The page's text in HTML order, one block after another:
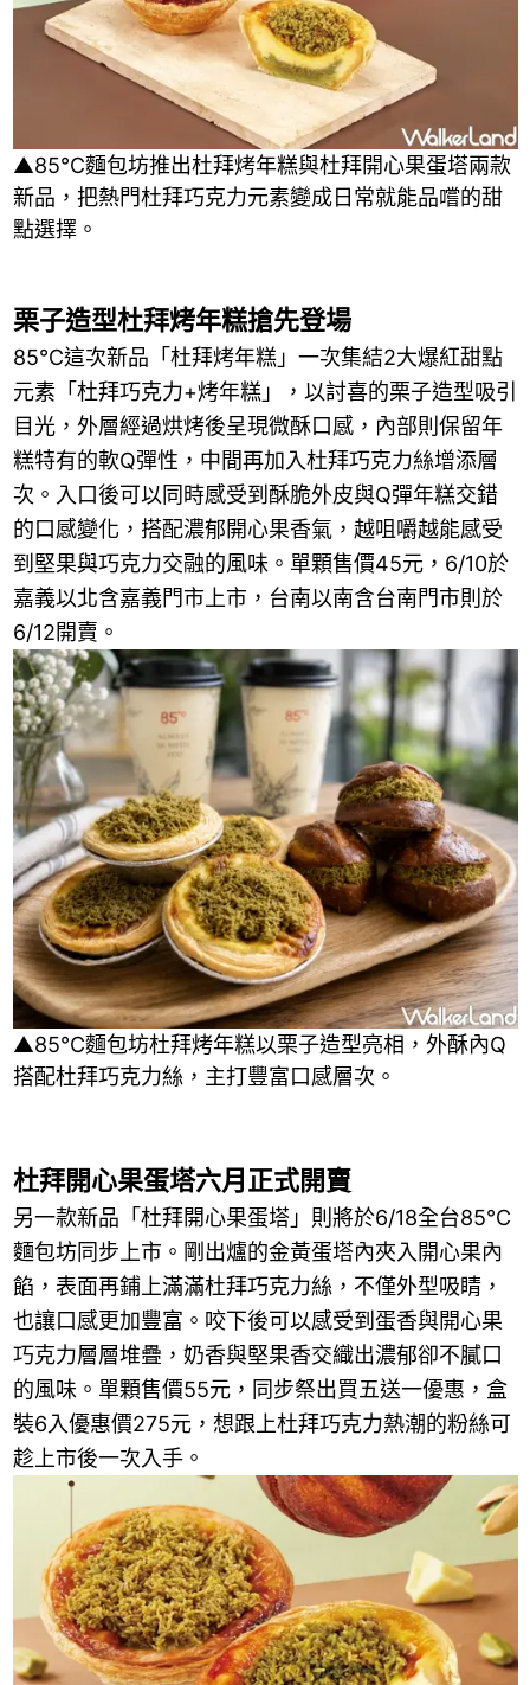
▲85℃麵包坊推出杜拜烤年糕與杜拜開心果蛋塔兩款
新品，把熱門杜拜巧克力元素變成日常就能品嚐的甜
點選擇。
栗子造型杜拜烤年糕搶先登場
85℃這次新品「杜拜烤年糕」一次集結2大爆紅甜點
元素「杜拜巧克力+烤年糕」，以討喜的栗子造型吸引
目光，外層經過烘烤後呈現微酥口感，內部則保留年
糕特有的軟Q彈性，中間再加入杜拜巧克力絲增添層
次。入口後可以同時感受到酥脆外皮與Q彈年糕交錯
的口感變化，搭配濃郁開心果香氣，越咀嚼越能感受
到堅果與巧克力交融的風味。單顆售價45元，6/10於
嘉義以北含嘉義門市上市，台南以南含台南門市則於
6/12開賣。
▲85℃麵包坊杜拜烤年糕以栗子造型亮相，外酥內Q
搭配杜拜巧克力絲，主打豐富口感層次。
杜拜開心果蛋塔六月正式開賣
另一款新品「杜拜開心果蛋塔」則將於6/18全台85℃
麵包坊同步上市。剛出爐的金黃蛋塔內夾入開心果內
餡，表面再鋪上滿滿杜拜巧克力絲，不僅外型吸睛，
也讓口感更加豐富。咬下後可以感受到蛋香與開心果
巧克力層層堆疊，奶香與堅果香交織出濃郁卻不膩口
的風味。單顆售價55元，同步祭出買五送一優惠，盒
裝6入優惠價275元，想跟上杜拜巧克力熱潮的粉絲可
趁上市後一次入手。